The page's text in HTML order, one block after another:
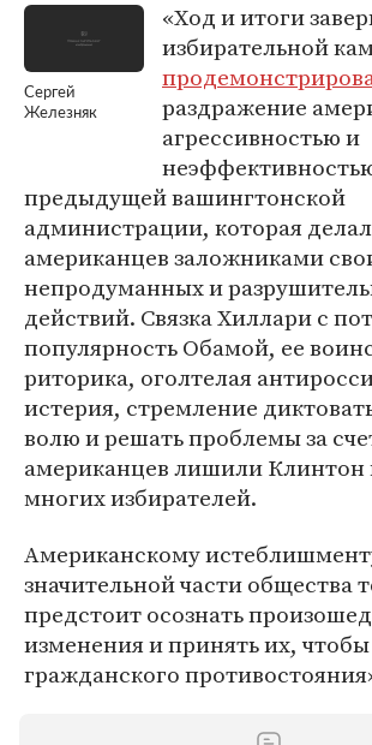
Сергей
Железняк
«Ход и итоги
избирательной
раздражение
агрессивностью и
предыдущей вашингтонской
администрации, которая
американцев заложниками
непродуманных и
действий. Связка Хиллари с
популярность Обамой, ее
риторика, оголтелая
истерия, стремление
волю и решать проблемы за
американцев лишили
многих избирателей.
Американскому
значительной части общества
предстоит осознать
изменения и принять их,
гражданского